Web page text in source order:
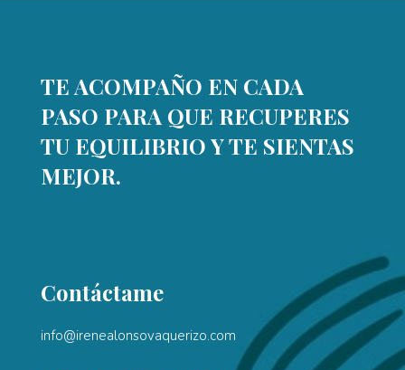
TE ACOMPAÑO EN CADA
PASO PARA QUE RECUPERES
TU EQUILIBRIO Y TE SIENTAS
MEJOR.
Contáctame
info@irenealonsovaquerizo.com